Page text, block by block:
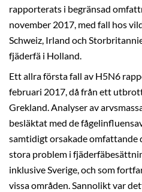
rapporterats i begränsad
november 2017, med fall hos
Schweiz, Irland och
fjäderfä i Holland.
Ett allra första fall av H5N6
februari 2017, då från ett
Grekland. Analyser av
besläktat med de
samtidigt orsakade omfattande
stora problem i
inklusive Sverige, och som
vissa områden. Sannolikt var